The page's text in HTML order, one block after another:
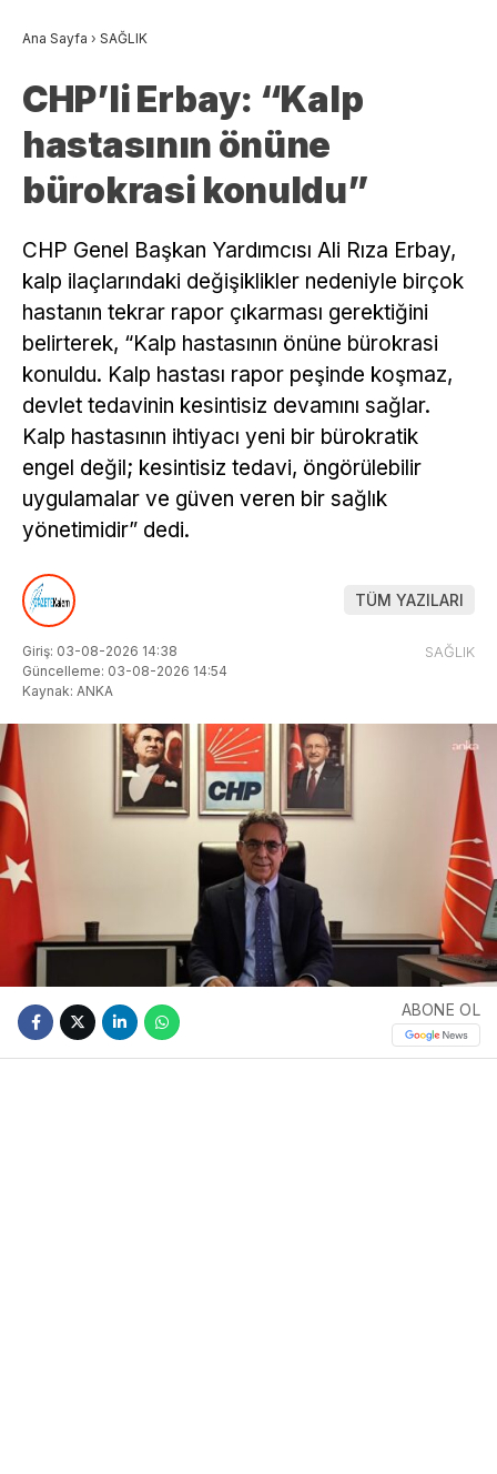
Ana Sayfa › SAĞLIK
CHP’li Erbay: “Kalp
hastasının önüne
bürokrasi konuldu”
CHP Genel Başkan Yardımcısı Ali Rıza Erbay,
kalp ilaçlarındaki değişiklikler nedeniyle birçok
hastanın tekrar rapor çıkarması gerektiğini
belirterek, “Kalp hastasının önüne bürokrasi
konuldu. Kalp hastası rapor peşinde koşmaz,
devlet tedavinin kesintisiz devamını sağlar.
Kalp hastasının ihtiyacı yeni bir bürokratik
engel değil; kesintisiz tedavi, öngörülebilir
uygulamalar ve güven veren bir sağlık
yönetimidir” dedi.
TÜM YAZILARI
Giriş: 03-08-2026 14:38
Güncelleme: 03-08-2026 14:54
Kaynak: ANKA
SAĞLIK
ABONE OL